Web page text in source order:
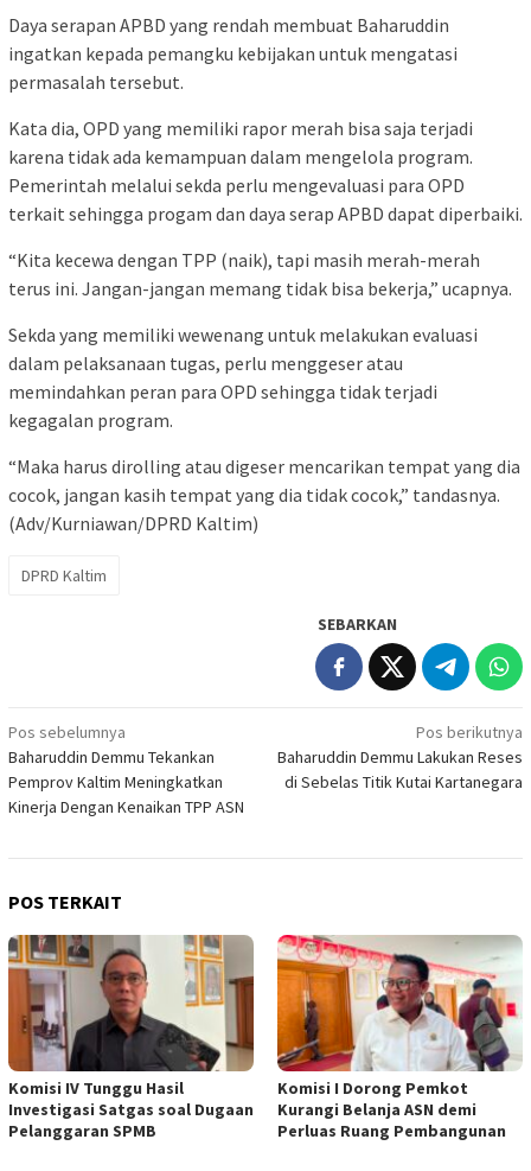
Daya serapan APBD yang rendah membuat Baharuddin
ingatkan kepada pemangku kebijakan untuk mengatasi
permasalah tersebut.
Kata dia, OPD yang memiliki rapor merah bisa saja terjadi
karena tidak ada kemampuan dalam mengelola program.
Pemerintah melalui sekda perlu mengevaluasi para OPD
terkait sehingga progam dan daya serap APBD dapat diperbaiki.
“Kita kecewa dengan TPP (naik), tapi masih merah-merah
terus ini. Jangan-jangan memang tidak bisa bekerja,” ucapnya.
Sekda yang memiliki wewenang untuk melakukan evaluasi
dalam pelaksanaan tugas, perlu menggeser atau
memindahkan peran para OPD sehingga tidak terjadi
kegagalan program.
“Maka harus dirolling atau digeser mencarikan tempat yang dia
cocok, jangan kasih tempat yang dia tidak cocok,” tandasnya.
(Adv/Kurniawan/DPRD Kaltim)
DPRD Kaltim
SEBARKAN
Navigasi
pos
Pos sebelumnya
Baharuddin Demmu Tekankan
Pemprov Kaltim Meningkatkan
Kinerja Dengan Kenaikan TPP ASN
Pos berikutnya
Baharuddin Demmu Lakukan Reses
di Sebelas Titik Kutai Kartanegara
POS TERKAIT
Komisi IV Tunggu Hasil
Investigasi Satgas soal Dugaan
Pelanggaran SPMB
Komisi I Dorong Pemkot
Kurangi Belanja ASN demi
Perluas Ruang Pembangunan